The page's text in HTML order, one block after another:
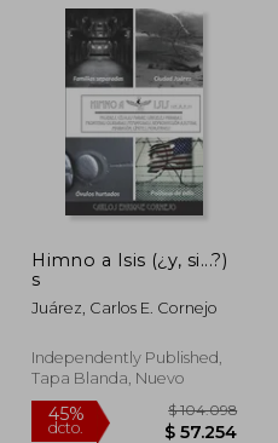
45%
Himno a Isis (¿y, si...?)
s
Juárez, Carlos E. Cornejo
Independently Published,
Tapa Blanda, Nuevo